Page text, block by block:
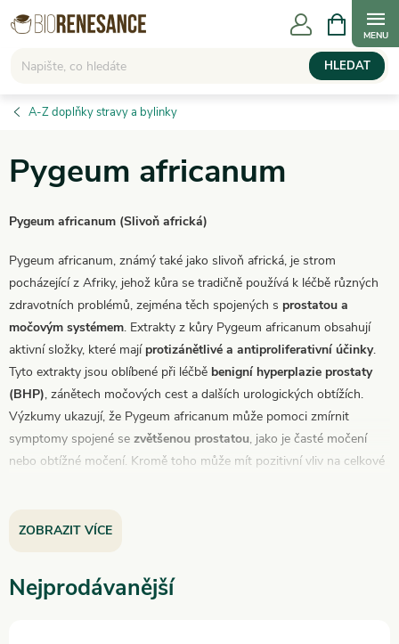
Přejít
na
HLEDAT
NÁKUPNÍ
KOŠÍK
A-Z doplňky stravy a bylinky
Pygeum africanum
Pygeum africanum (Slivoň africká)
Pygeum africanum, známý také jako slivoň africká, je strom
pocházející z Afriky, jehož kůra se tradičně používá k léčbě různých
zdravotních problémů, zejména těch spojených s prostatou a
močovým systémem. Extrakty z kůry Pygeum africanum obsahují
aktivní složky, které mají protizánětlivé a antiproliferativní účinky.
Tyto extrakty jsou oblíbené při léčbě benigní hyperplazie prostaty
(BHP), zánětech močových cest a dalších urologických obtížích.
Výzkumy ukazují, že Pygeum africanum může pomoci zmírnit
symptomy spojené se zvětšenou prostatou, jako je časté močení
nebo obtížné močení. Kromě toho může mít pozitivní vliv na celkové
ZOBRAZIT VÍCE
Nejprodávanější